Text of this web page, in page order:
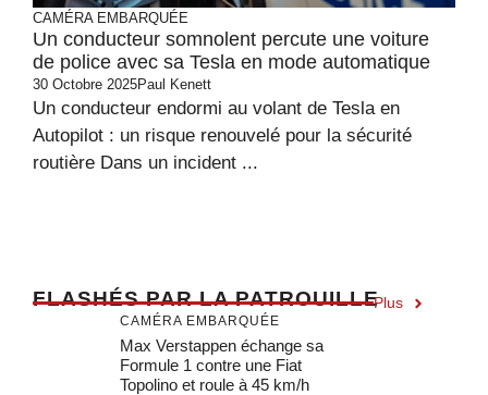
CAMÉRA EMBARQUÉE
Un conducteur somnolent percute une voiture
de police avec sa Tesla en mode automatique
30 Octobre 2025Paul Kenett
Un conducteur endormi au volant de Tesla en
Autopilot : un risque renouvelé pour la sécurité
routière Dans un incident ...
FLASHÉS PAR LA PATROUILLEPlus
CAMÉRA EMBARQUÉE
Max Verstappen échange sa
Formule 1 contre une Fiat
Topolino et roule à 45 km/h